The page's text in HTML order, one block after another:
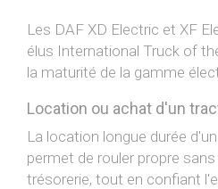
Les DAF XD Electric et XF
élus International Truck of
la maturité de la gamme
Location ou achat d'un
La location longue durée
permet de rouler propre
trésorerie, tout en confiant